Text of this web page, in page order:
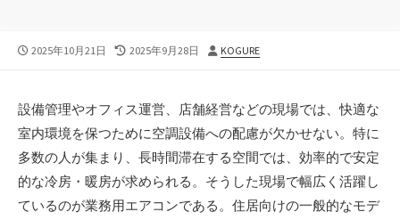
公
2025年10月21日
最
日
2025年9月28日
投
KOGURE
設備管理やオフィス運営、店舗経営などの現場では、快適な
室内環境を保つために空調設備への配慮が欠かせない。 特に
多数の人が集まり、長時間滞在する空間では、効率的で安定
的な冷房・暖房が求められる。そうした現場で幅広く活躍し
ているのが業務用エアコンである。住居向けの一般的なモデ